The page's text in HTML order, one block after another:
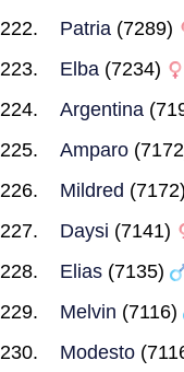
Patria (7289)
Elba (7234)
Argentina
Amparo
Mildred (7172)
Daysi (7141)
Elias (7135)
Melvin (7116)
Modesto